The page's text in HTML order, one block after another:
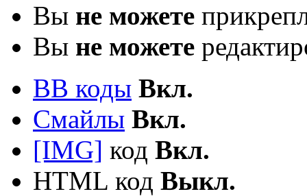
Вы не можете
Вы не можете
BB коды Вкл.
Смайлы Вкл.
[IMG] код Вкл.
HTML код Выкл.